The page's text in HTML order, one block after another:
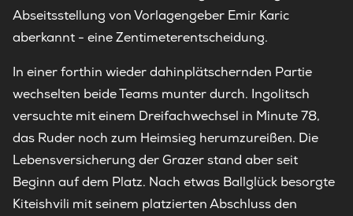
Abseitsstellung von Vorlagengeber Emir Karic
aberkannt - eine Zentimeterentscheidung.
In einer forthin wieder dahinplätschernden Partie
wechselten beide Teams munter durch. Ingolitsch
versuchte mit einem Dreifachwechsel in Minute 78,
das Ruder noch zum Heimsieg herumzureißen. Die
Lebensversicherung der Grazer stand aber seit
Beginn auf dem Platz. Nach etwas Ballglück besorgte
Kiteishvili mit seinem platzierten Abschluss den